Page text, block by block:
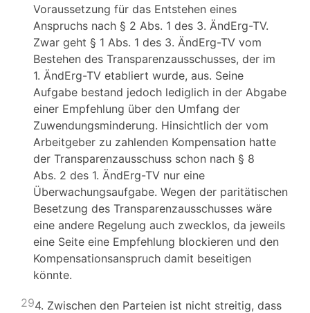
Voraussetzung für das Entstehen eines
Anspruchs nach § 2 Abs. 1 des 3. ÄndErg-TV.
Zwar geht § 1 Abs. 1 des 3. ÄndErg-TV vom
Bestehen des Transparenzausschusses, der im
1. ÄndErg-TV etabliert wurde, aus. Seine
Aufgabe bestand jedoch lediglich in der Abgabe
einer Empfehlung über den Umfang der
Zuwendungsminderung. Hinsichtlich der vom
Arbeitgeber zu zahlenden Kompensation hatte
der Transparenzausschuss schon nach § 8
Abs. 2 des 1. ÄndErg-TV nur eine
Überwachungsaufgabe. Wegen der paritätischen
Besetzung des Transparenzausschusses wäre
eine andere Regelung auch zwecklos, da jeweils
eine Seite eine Empfehlung blockieren und den
Kompensationsanspruch damit beseitigen
könnte.
294. Zwischen den Parteien ist nicht streitig, dass